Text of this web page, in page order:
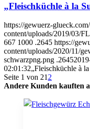
„Fleischküchle à la
https://gewuerz-
content/uploads/2019/03/
667 1000 .2645 https://
content/uploads/2020/11/
schwarzpng.png .2645
02:01:32„Fleischküchle à
Seite 1 von 21 2
Andere Kunden kauften